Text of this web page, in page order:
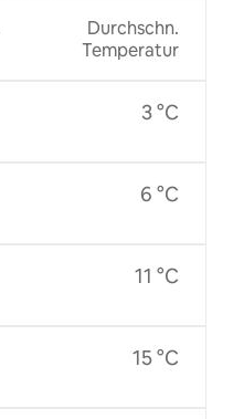
Durchschn.
Temperatur
3 °C
6 °C
11 °C
15 °C